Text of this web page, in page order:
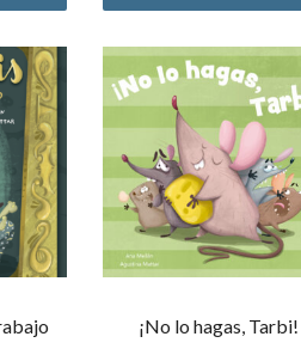
¡No lo hagas, Tarbi!